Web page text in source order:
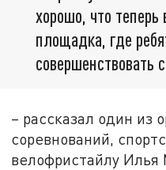
хорошо, что теперь
площадка, где
совершенствовать
– рассказал один из
соревнований,
велофристайлу Илья